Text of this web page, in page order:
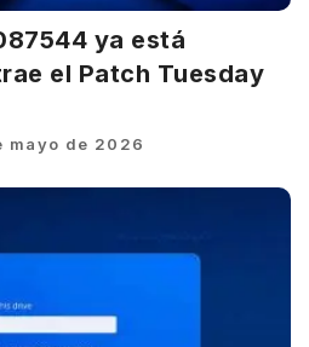
ya está
el Patch Tuesday
mayo de 2026